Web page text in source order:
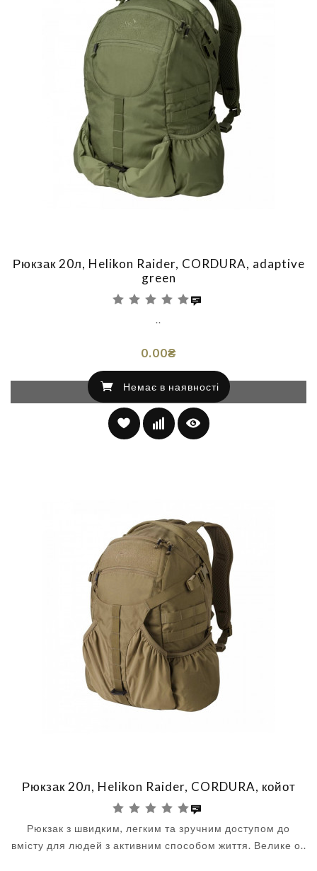
Немає в наявності
Рюкзак 20л, Helikon Raider, CORDURA, adaptive
green
..
0.00₴
Немає в наявності
Рюкзак 20л, Helikon Raider, CORDURA, койот
Рюкзак з швидким, легким та зручним доступом до
вмісту для людей з активним способом життя. Велике о..